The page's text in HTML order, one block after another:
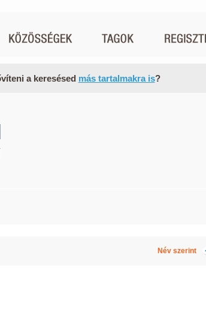
a keresésed más tartalmakra is?
Név szerint